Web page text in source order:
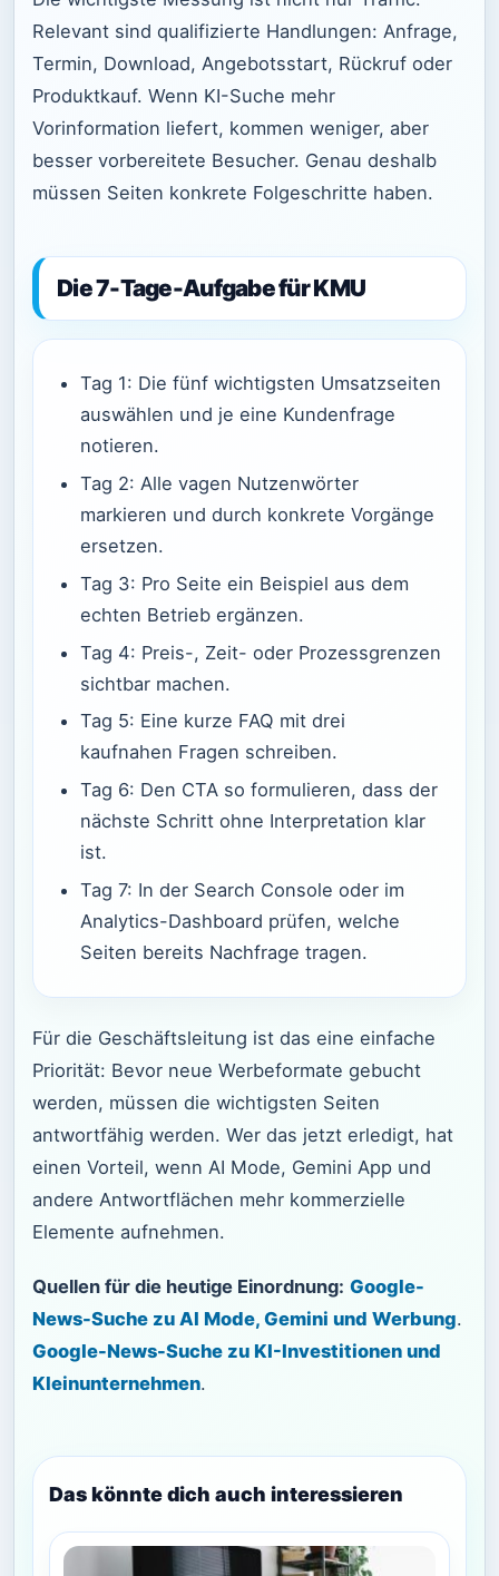
Relevant sind qualifizierte Handlungen: Anfrage,
Termin, Download, Angebotsstart, Rückruf oder
Produktkauf. Wenn KI-Suche mehr
Vorinformation liefert, kommen weniger, aber
besser vorbereitete Besucher. Genau deshalb
müssen Seiten konkrete Folgeschritte haben.
Die 7-Tage-Aufgabe für KMU
Tag 1: Die fünf wichtigsten Umsatzseiten
auswählen und je eine Kundenfrage
notieren.
Tag 2: Alle vagen Nutzenwörter
markieren und durch konkrete Vorgänge
ersetzen.
Tag 3: Pro Seite ein Beispiel aus dem
echten Betrieb ergänzen.
Tag 4: Preis-, Zeit- oder Prozessgrenzen
sichtbar machen.
Tag 5: Eine kurze FAQ mit drei
kaufnahen Fragen schreiben.
Tag 6: Den CTA so formulieren, dass der
nächste Schritt ohne Interpretation klar
ist.
Tag 7: In der Search Console oder im
Analytics-Dashboard prüfen, welche
Seiten bereits Nachfrage tragen.
Für die Geschäftsleitung ist das eine einfache
Priorität: Bevor neue Werbeformate gebucht
werden, müssen die wichtigsten Seiten
antwortfähig werden. Wer das jetzt erledigt, hat
einen Vorteil, wenn AI Mode, Gemini App und
andere Antwortflächen mehr kommerzielle
Elemente aufnehmen.
Quellen für die heutige Einordnung: Google-
News-Suche zu AI Mode, Gemini und Werbung.
Google-News-Suche zu KI-Investitionen und
Kleinunternehmen.
Das könnte dich auch interessieren